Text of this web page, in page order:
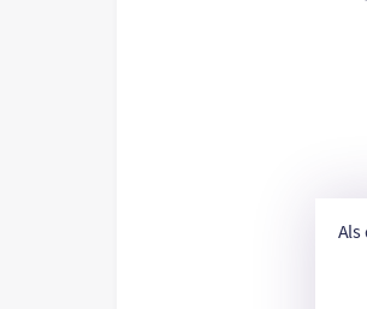
Als